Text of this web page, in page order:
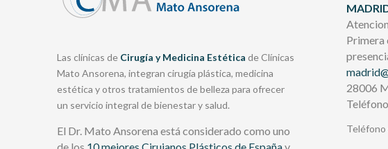
Las clínicas de Cirugía y Medicina Estética de Clínicas
Mato Ansorena, integran cirugía plástica, medicina
estética y otros tratamientos de belleza para ofrecer
un servicio integral de bienestar y salud.
El Dr. Mato Ansorena está considerado como uno
de los 10 mejores Cirujanos Plásticos de Españay
Primera
28006
Teléfono